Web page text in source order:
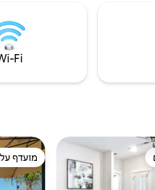
וללמוד עוד למטה
בנובמבר-
על ידי אורחים מועדף
מועדף